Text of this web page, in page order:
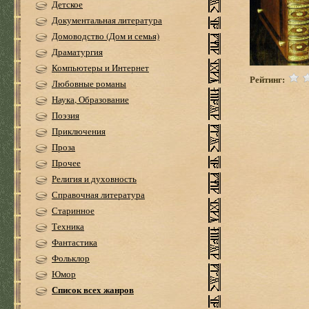
Детское
Документальная литература
Домоводство (Дом и семья)
Драматургия
Компьютеры и Интернет
Любовные романы
Наука, Образование
Поэзия
Приключения
Проза
Прочее
Религия и духовность
Справочная литература
Старинное
Техника
Фантастика
Фольклор
Юмор
Список всех жанров
Рейтинг: